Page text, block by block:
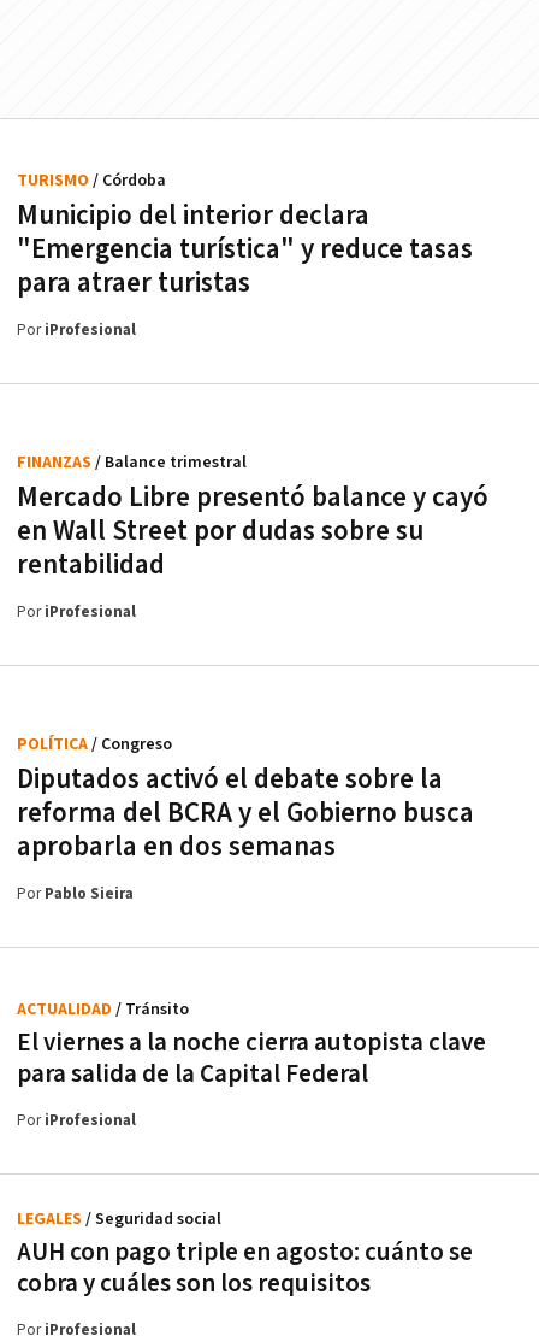
Municipio del interior declara
"Emergencia turística" y reduce tasas
para atraer turistas
TURISMO / Córdoba
PoriProfesional
Mercado Libre presentó balance y cayó
en Wall Street por dudas sobre su
rentabilidad
FINANZAS / Balance trimestral
PoriProfesional
Diputados activó el debate sobre la
reforma del BCRA y el Gobierno busca
aprobarla en dos semanas
POLÍTICA/ Congreso
PorPablo Sieira
El viernes a la noche cierra autopista clave
para salida de la Capital Federal
ACTUALIDAD / Tránsito
PoriProfesional
AUH con pago triple en agosto: cuánto se
cobra y cuáles son los requisitos
LEGALES / Seguridad social
PoriProfesional